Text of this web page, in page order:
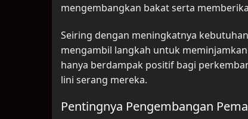
mengembangkan bakat serta
Seiring dengan meningkatnya
mengambil langkah untuk
hanya berdampak positif bagi
lini serang mereka.
Pentingnya Pengembangan